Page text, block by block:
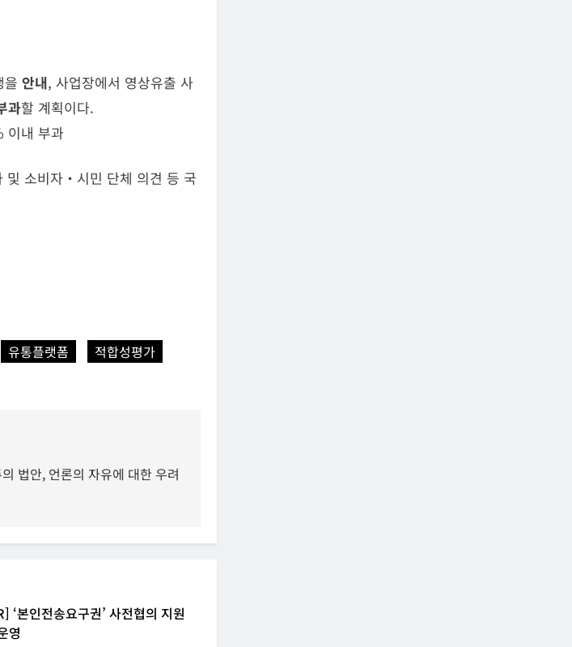
을 안내, 사업장에서 영상유출 사
과할 계획이다.
이내 부과
및 소비자‧시민 단체 의견 등 국
유통플랫폼
적합성평가
법안, 언론의 자유에 대한 우려
‘본인전송요구권’ 사전협의 지원
영